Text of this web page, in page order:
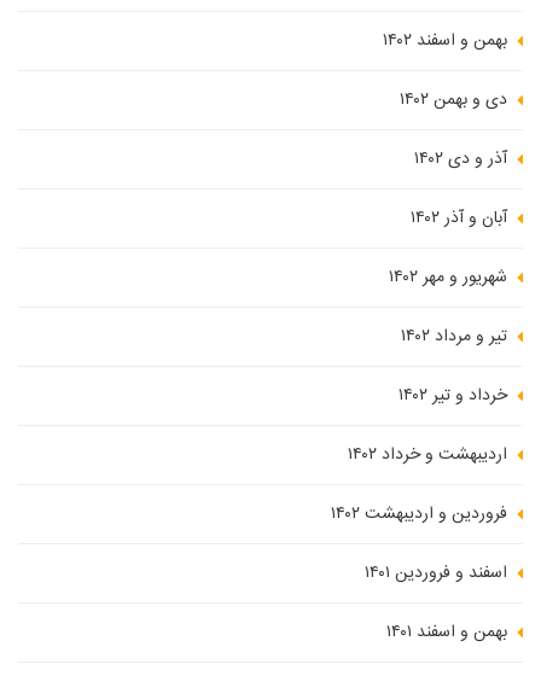
بهمن و اسفند ۱۴۰۲
دی و بهمن ۱۴۰۲
آذر و دی ۱۴۰۲
آبان و آذر ۱۴۰۲
شهریور و مهر ۱۴۰۲
تیر و مرداد ۱۴۰۲
خرداد و تیر ۱۴۰۲
اردیبهشت و خرداد ۱۴۰۲
فروردین و اردیبهشت ۱۴۰۲
اسفند و فروردین ۱۴۰۱
بهمن و اسفند ۱۴۰۱